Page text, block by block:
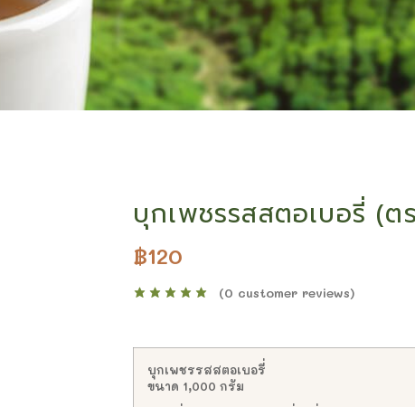
บุกเพชรรสสตอเบอรี่ (ต
฿120
(0 customer reviews)
บุกเพชรรสสตอเบอรี่
ขนาด 1,000 กรัม